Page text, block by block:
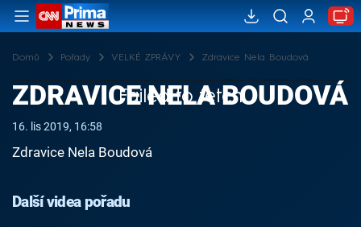
Domů Pořady VELKÉ ZPRÁVY Zdravice Nela Boudová
Failed to fetch
ZDRAVICE NELA BOUDOVÁ
16. lis 2019, 16:58
Zdravice Nela Boudová
Další videa pořadu